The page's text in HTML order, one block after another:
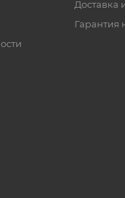
Доставка
Гарантия